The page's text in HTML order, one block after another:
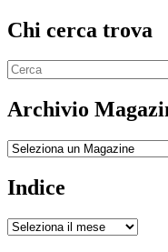
Chi cerca trova
Archivio
Archivio
Indice
Indice